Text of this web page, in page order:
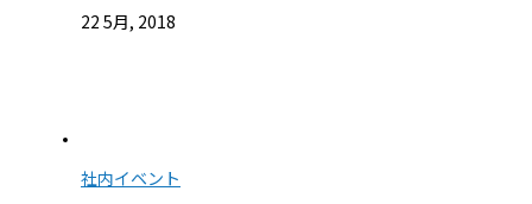
22 5月, 2018
社内イベント